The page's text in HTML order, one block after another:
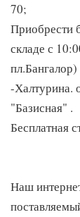
70;
Приобрести
складе с
пл.Бангалор)
-Халтурина.
"Базисная" .
Бесплатная
Наш